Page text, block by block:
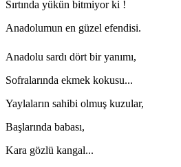
Sırtında yükün bitmiyor ki !
Anadolumun en güzel efendisi.
Anadolu sardı dört bir yanımı,
Sofralarında ekmek kokusu...
Yaylaların sahibi olmuş kuzular,
Başlarında babası,
Kara gözlü kangal...